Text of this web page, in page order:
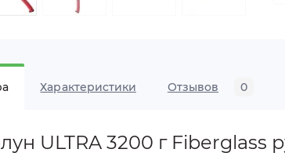
Характеристики Отзывов 0
ULTRA 3200 г Fiberglass